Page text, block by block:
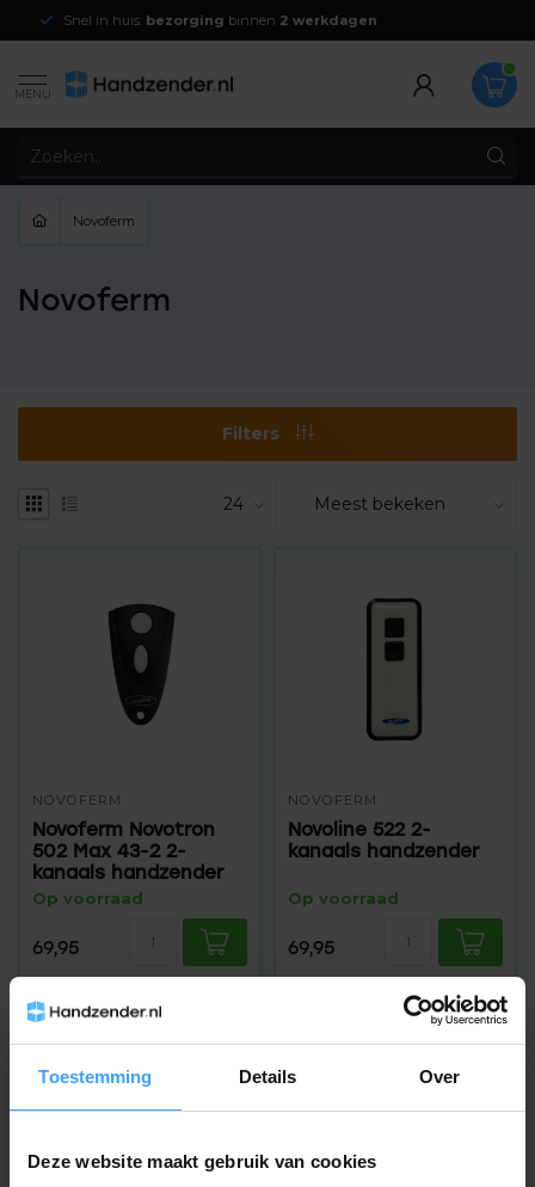
Toestemming Details Over
Deze website maakt gebruik van cookies
Snel in huis: bezorging binnen 2 werkdagen
MENU
Novoferm
Novoferm
Filters
NOVOFERM
Novoferm Novotron
502 Max 43-2 2-
kanaals handzender
Op voorraad
69,95
NOVOFERM
Novoline 522 2-
kanaals handzender
Op voorraad
69,95